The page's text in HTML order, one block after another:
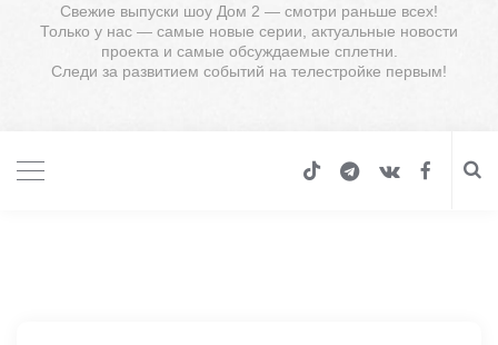
Свежие выпуски шоу Дом 2 — смотри раньше всех!
Только у нас — самые новые серии, актуальные новости
проекта и самые обсуждаемые сплетни.
Следи за развитием событий на телестройке первым!